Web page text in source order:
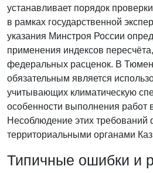
устанавливает порядок
в рамках государственной
указания Минстроя России
применения индексов
федеральных расценок. В
обязательным является
учитывающих климатическую
особенности выполнения работ
Несоблюдение этих требований
территориальными органами
Типичные ошибки и